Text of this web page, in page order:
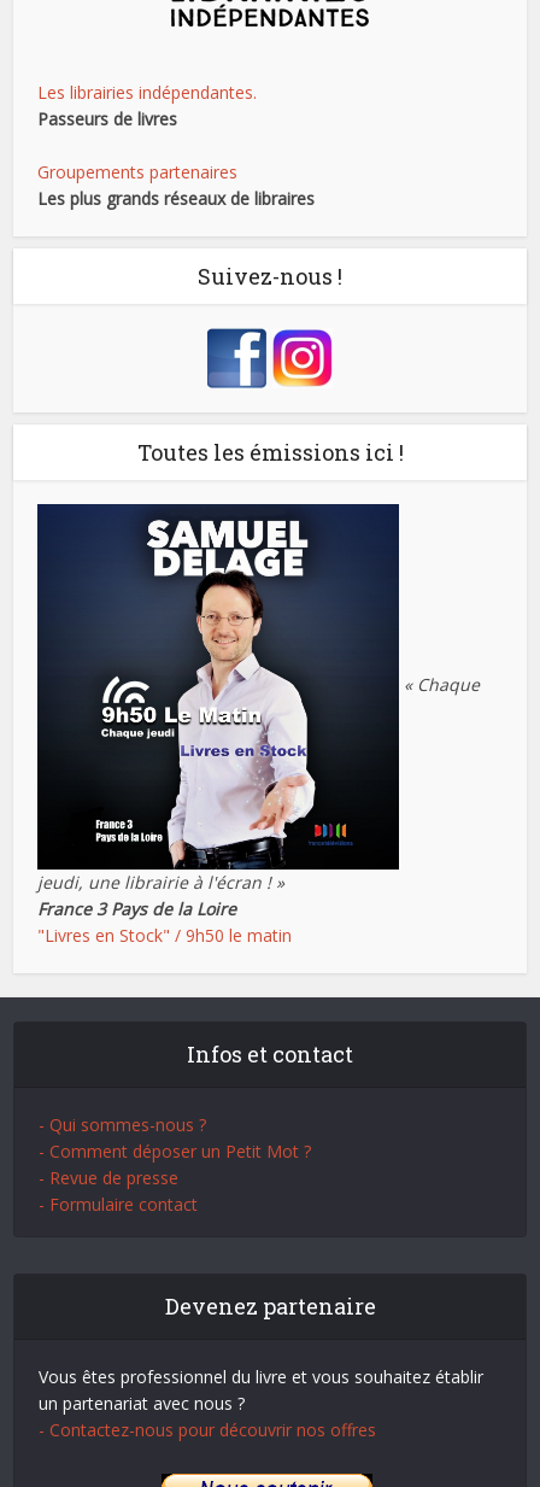
Les librairies indépendantes.
Passeurs de livres
Groupements partenaires
Les plus grands réseaux de libraires
Suivez-nous !
Toutes les émissions ici !
« Chaque
jeudi, une librairie à l'écran ! »
France 3 Pays de la Loire
"Livres en Stock" / 9h50 le matin
Infos et contact
- Qui sommes-nous ?
- Comment déposer un Petit Mot ?
- Revue de presse
- Formulaire contact
Devenez partenaire
Vous êtes professionnel du livre et vous souhaitez établir
un partenariat avec nous ?
- Contactez-nous pour découvrir nos offres